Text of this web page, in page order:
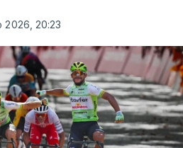
2026, 20:23